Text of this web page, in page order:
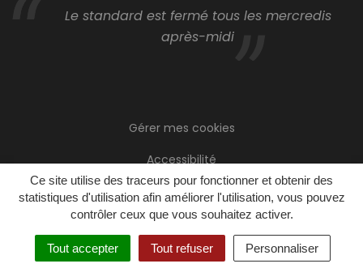
Ce site utilise des traceurs pour fonctionner et obtenir des
statistiques d'utilisation afin améliorer l'utilisation, vous pouvez
contrôler ceux que vous souhaitez activer.
Tout accepter Tout refuser Personnaliser
Le standard est fermé tous les mercredis
après-midi
Gérer mes cookies
Accessibilité
Plan du site
Politique de confidentialité